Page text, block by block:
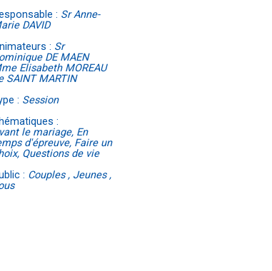
: Sr Anne-
DAVID
: Sr
DE MAEN
Elisabeth MOREAU
SAINT MARTIN
: Session
:
le mariage, En
d'épreuve, Faire un
Questions de vie
: Couples , Jeunes ,